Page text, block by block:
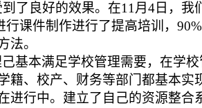
了良好的效果。在11月4日，我
行课件制作进行了提高培训，
法。
基本满足学校管理需要，在学
籍、校产、财务等部门都基本实
进行中。建立了自己的资源整合